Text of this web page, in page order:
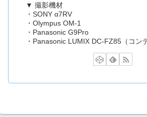
▼ 撮影機材
・SONY α7RV
・Olympus OM-1
・Panasonic G9Pro
・Panasonic LUMIX DC-FZ85（コン